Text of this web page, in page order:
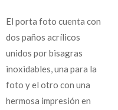
El porta foto cuenta con
dos paños acrílicos
unidos por bisagras
inoxidables, una para la
foto y el otro con una
hermosa impresión en